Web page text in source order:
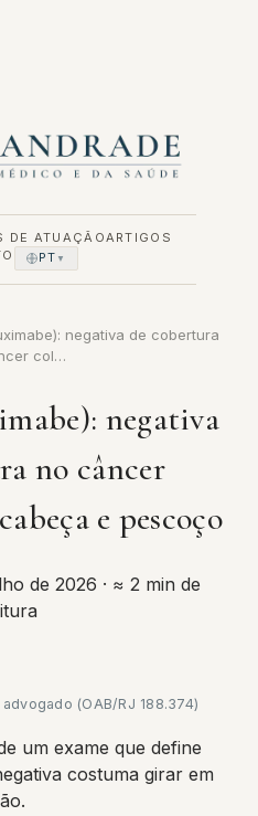
DE ATUAÇÃOARTIGOS
PT ▼
negativa de cobertura
col…
negativa
no câncer
e pescoço
de 2026 · ≈ 2 min de
advogado (OAB/RJ 188.374)
um exame que define
costuma girar em